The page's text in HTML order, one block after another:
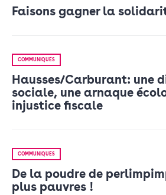
Faisons gagner la
COMMUNIQUÉS
Hausses/Carburant: une
sociale, une arnaque
injustice fiscale
COMMUNIQUÉS
De la poudre de
plus pauvres !